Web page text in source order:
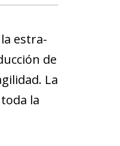
la es­­tra­­
de
La
la